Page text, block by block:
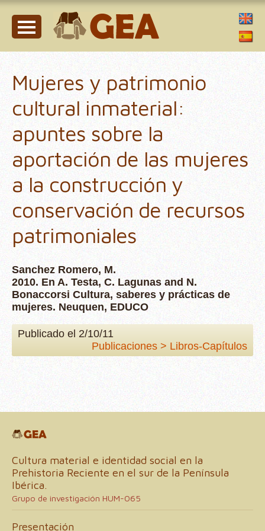
Mujeres y patrimonio
cultural inmaterial:
apuntes sobre la
aportación de las mujeres
a la construcción y
conservación de recursos
patrimoniales
Sanchez Romero, M.
2010. En A. Testa, C. Lagunas and N.
Bonaccorsi Cultura, saberes y prácticas de
mujeres. Neuquen, EDUCO
Publicado el 2/10/11
Publicaciones > Libros-Capítulos
Cultura material e identidad social en la
Prehistoria Reciente en el sur de la Península
Ibérica.
Grupo de investigación HUM-065
Presentación